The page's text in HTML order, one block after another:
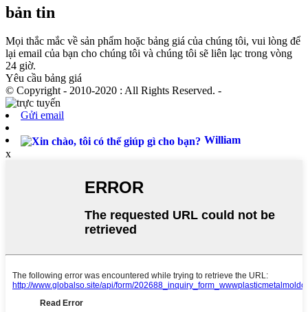
bản tin
Mọi thắc mắc về sản phẩm hoặc bảng giá của chúng tôi, vui lòng để
lại email của bạn cho chúng tôi và chúng tôi sẽ liên lạc trong vòng
24 giờ.
Yêu cầu bảng giá
© Copyright - 2010-2020 : All Rights Reserved. -
Gửi email
William
x